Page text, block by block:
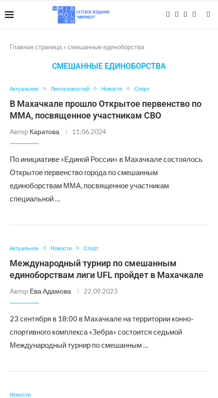
Главная страница » смешанные единоборства
СМЕШАННЫЕ ЕДИНОБОРСТВА
Актуальное Лента новостей Новости Спорт
В Махачкале прошло Открытое первенство по
ММА, посвященное участникам СВО
Автор Каратова 11.06.2024
По инициативе «Единой России» в Махачкале состоялось
Открытое первенство города по смешанным
единоборствам ММА, посвященное участникам
специальной …
Актуальное Новости Спорт
Международный турнир по смешанным
единоборствам лиги UFL пройдет в Махачкале
Автор Ева Адамова 22.09.2023
23 сентября в 18:00 в Махачкале на территории конно-
спортивного комплекса «Зебра» состоится седьмой
Международный турнир по смешанным …
Новости